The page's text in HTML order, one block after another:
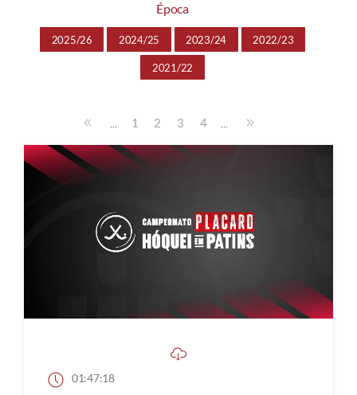
Época
2025/26 2024/25 2023/24 2022/23
2021/22
... 1 2 3 4 ...
01:47:18